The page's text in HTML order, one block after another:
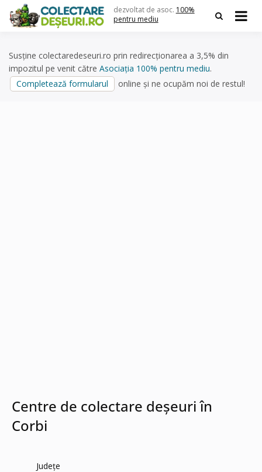
content
dezvoltat de asoc. 100%
pentru mediu
Susține colectaredeseuri.ro prin redirecționarea a 3,5% din
impozitul pe venit către Asociația 100% pentru mediu.
Completează formularul
online și ne ocupăm noi de restul!
Centre de colectare deșeuri în
Corbi
Județe